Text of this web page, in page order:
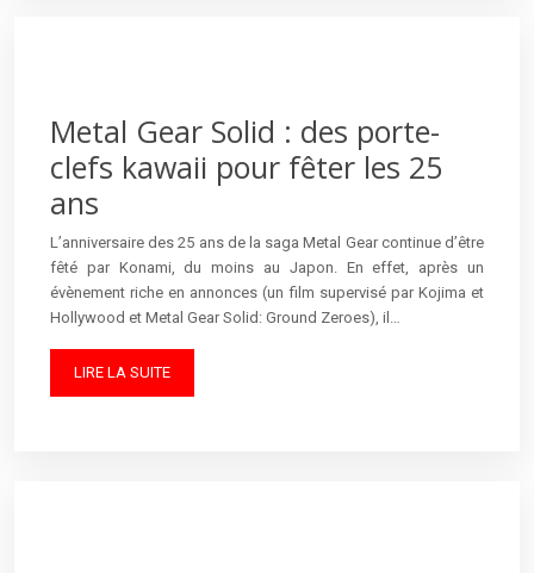
Metal Gear Solid : des porte-
clefs kawaii pour fêter les 25
ans
L’anniversaire des 25 ans de la saga Metal Gear continue d’être
fêté par Konami, du moins au Japon. En effet, après un
évènement riche en annonces (un film supervisé par Kojima et
Hollywood et Metal Gear Solid: Ground Zeroes), il…
LIRE LA SUITE